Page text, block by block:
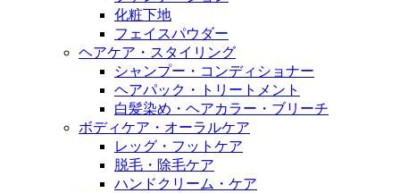
化粧下地
フェイスパウダー
ヘアケア・スタイリング
シャンプー・コンディショナー
ヘアパック・トリートメント
白髪染め・ヘアカラー・ブリーチ
ボディケア・オーラルケア
レッグ・フットケア
脱毛・除毛ケア
ハンドクリーム・ケア